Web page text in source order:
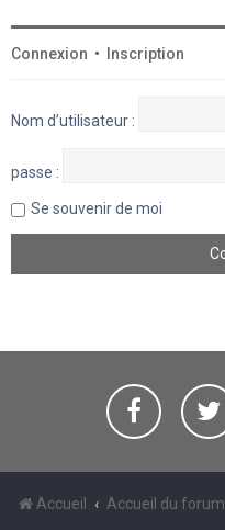
Connexion • Inscription
Nom d’utilisateur :
passe :
Se souvenir de moi
Accueil Accueil du forum